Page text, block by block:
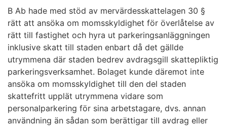
B Ab hade med stöd av mervärdesskattelagen 30 §
rätt att ansöka om momsskyldighet för överlåtelse av
rätt till fastighet och hyra ut parkeringsanläggningen
inklusive skatt till staden enbart då det gällde
utrymmena där staden bedrev avdragsgill skattepliktig
parkeringsverksamhet. Bolaget kunde däremot inte
ansöka om momsskyldighet till den del staden
skattefritt upplät utrymmena vidare som
personalparkering för sina arbetstagare, dvs. annan
användning än sådan som berättigar till avdrag eller